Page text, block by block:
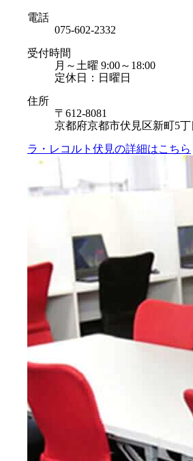
電話
075-602-2332
受付時間
月～土曜 9:00～18:00
定休日：日曜日
住所
〒612-8081
京都府京都市伏見区新町5丁
ラ・レコルト伏見の詳細はこちら